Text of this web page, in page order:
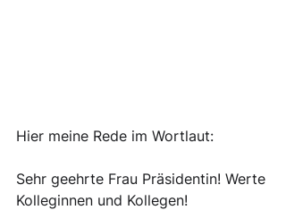
Hier meine Rede im Wortlaut:
Sehr geehrte Frau Präsidentin! Werte
Kolleginnen und Kollegen!